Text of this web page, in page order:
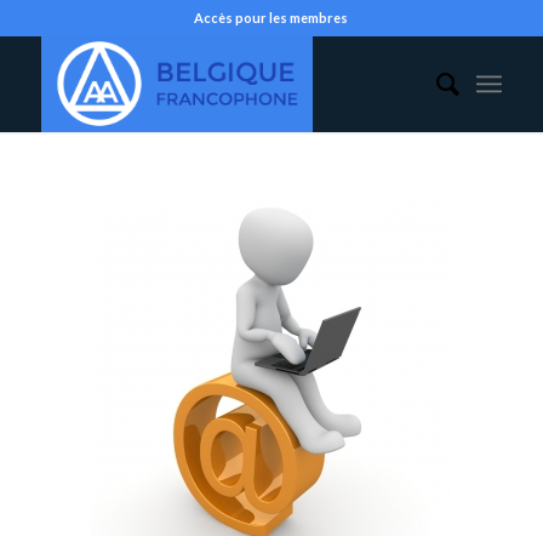
Accès pour les membres